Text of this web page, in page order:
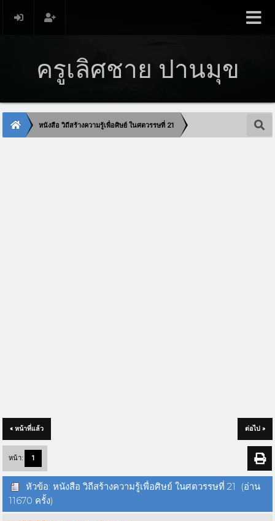
ครูเลิศชาย ปานมุข
หนังสือ วิถีสร้างความรู้เพื่อศิษย์ ในศตวรรษที่ 21
« หน้าที่แล้ว ต่อไป »
หน้า: 1
หัวข้อ: หนังสือ วิถีสร้างความรู้เพื่อศิษย์ ในศตวรรษที่ 21 (อ่าน
11670 ครั้ง)